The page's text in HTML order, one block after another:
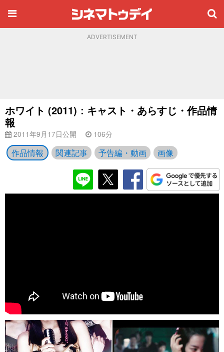
ADVERTISEMENT
ホワイト (2011)：キャスト・あらすじ・作品情
報
2011年9月17日公開 106分
作品情報 関連記事 予告編・動画 画像